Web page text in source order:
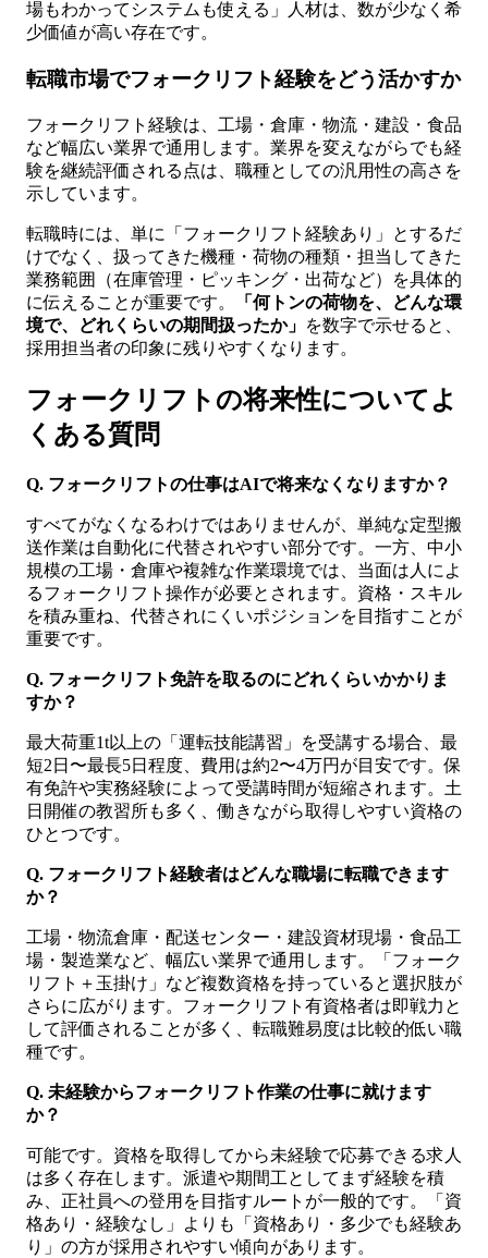
場もわかってシステムも使える」人材は、数が少なく希
少価値が高い存在です。
転職市場でフォークリフト経験をどう活かすか
フォークリフト経験は、工場・倉庫・物流・建設・食品
など幅広い業界で通用します。業界を変えながらでも経
験を継続評価される点は、職種としての汎用性の高さを
示しています。
転職時には、単に「フォークリフト経験あり」とするだ
けでなく、扱ってきた機種・荷物の種類・担当してきた
業務範囲（在庫管理・ピッキング・出荷など）を具体的
に伝えることが重要です。
「何トンの荷物を、どんな環
境で、どれくらいの期間扱ったか」 を数字で示せると、
採用担当者の印象に残りやすくなります。
フォークリフトの将来性についてよ
くある質問
Q. フォークリフトの仕事はAIで将来なくなりますか？
すべてがなくなるわけではありませんが、単純な定型搬
送作業は自動化に代替されやすい部分です。一方、中小
規模の工場・倉庫や複雑な作業環境では、当面は人によ
るフォークリフト操作が必要とされます。資格・スキル
を積み重ね、代替されにくいポジションを目指すことが
重要です。
Q. フォークリフト免許を取るのにどれくらいかかりま
すか？
最大荷重1t以上の「運転技能講習」を受講する場合、最
短2日〜最長5日程度、費用は約2〜4万円が目安です。保
有免許や実務経験によって受講時間が短縮されます。土
日開催の教習所も多く、働きながら取得しやすい資格の
ひとつです。
Q. フォークリフト経験者はどんな職場に転職できます
か？
工場・物流倉庫・配送センター・建設資材現場・食品工
場・製造業など、幅広い業界で通用します。「フォーク
リフト＋玉掛け」など複数資格を持っていると選択肢が
さらに広がります。フォークリフト有資格者は即戦力と
して評価されることが多く、転職難易度は比較的低い職
種です。
Q. 未経験からフォークリフト作業の仕事に就けます
か？
可能です。資格を取得してから未経験で応募できる求人
は多く存在します。派遣や期間工としてまず経験を積
み、正社員への登用を目指すルートが一般的です。「資
格あり・経験なし」よりも「資格あり・多少でも経験あ
り」の方が採用されやすい傾向があります。